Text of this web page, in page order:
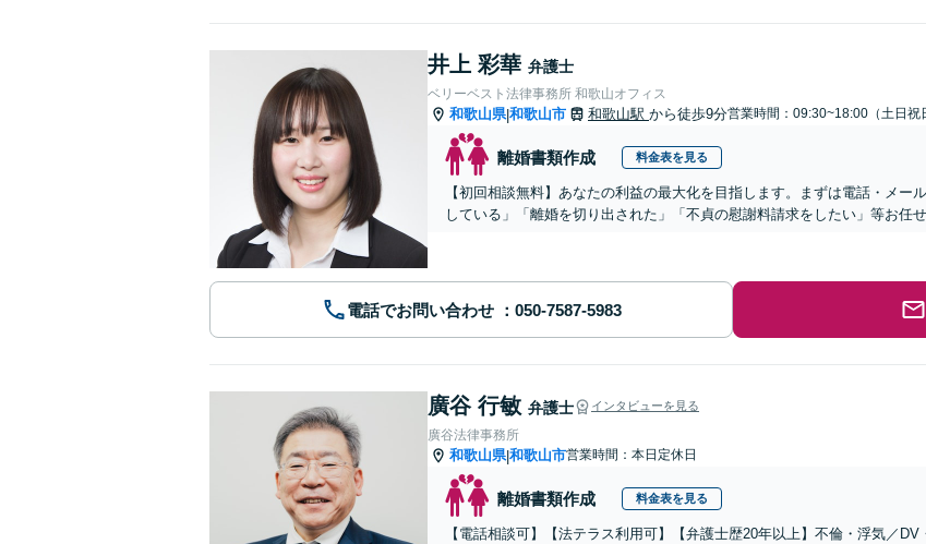
井上 彩華 弁護士
ベリーベスト法律事務所 和歌山オフィス
和歌山県|和歌山市 和歌山駅 から徒歩9分営業時間：09:30~18:00（土日祝
離婚書類作成 料金表を見る
【初回相談無料】あなたの利益の最大化を目指します。まずは電話・メー
している」「離婚を切り出された」「不貞の慰謝料請求をしたい」等お任
電話でお問い合わせ
廣谷 行敏 弁護士 インタビューを見る
廣谷法律事務所
和歌山県|和歌山市営業時間：本日定休日
離婚書類作成 料金表を見る
【電話相談可】【法テラス利用可】【弁護士歴20年以上】不倫・浮気／